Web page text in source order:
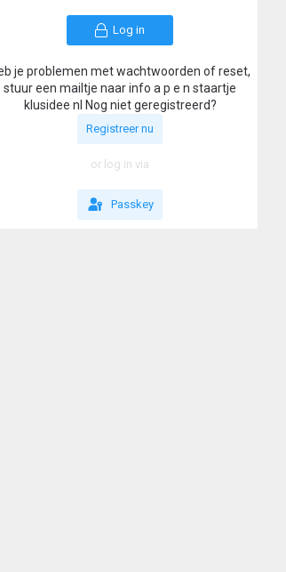
Log in
je problemen met wachtwoorden of reset,
stuur een mailtje naar info a p e n staartje
klusidee nl Nog niet geregistreerd?
Registreer nu
or log in via
Passkey